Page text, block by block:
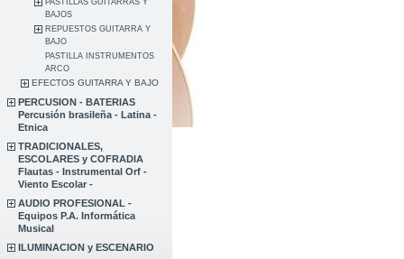
BAJOS
REPUESTOS GUITARRA Y
BAJO
PASTILLA INSTRUMENTOS
ARCO
EFECTOS GUITARRA Y BAJO
PERCUSION - BATERIAS
Percusión brasileña - Latina -
Etnica
TRADICIONALES,
ESCOLARES y COFRADIA
Flautas - Instrumental Orf -
Viento Escolar -
AUDIO PROFESIONAL -
Equipos P.A. Informática
Musical
ILUMINACION y ESCENARIO